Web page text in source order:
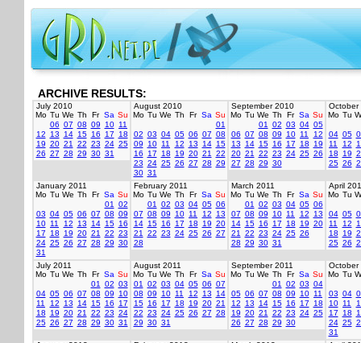
ARCHIVE RESULTS:
July 2010
Mo Tu We Th Fr Sa Su
06 07 08 09 10 11
12
13 14 15 16 17
18
19 20 21 22 23 24 25
26 27 28 29 30 31
August 2010
Mo Tu We Th Fr Sa Su
01
02 03 04 05 06 07 08
09
10 11 12 13 14 15
16
17 18 19 20 21
22
23 24 25 26 27 28 29
30 31
September 2010
Mo Tu We Th Fr Sa Su
01
02 03 04 05
06 07 08 09 10 11
12
13
14 15 16 17 18
19
20 21 22 23 24 25 26
27 28 29 30
October
Mo Tu
04 05
11
12
18
19
25 26
January 2011
Mo Tu We Th Fr Sa Su
01
02
03 04 05 06 07 08 09
10 11 12 13 14 15 16
17
18 19 20 21 22 23
24 25 26 27 28 29 30
31
February 2011
Mo Tu We Th Fr Sa Su
01
02 03 04 05 06
07 08 09 10 11 12
13
14 15 16 17 18 19 20
21
22 23 24 25 26 27
28
March 2011
Mo Tu We Th Fr Sa Su
01
02 03 04 05 06
07 08 09 10 11 12
13
14 15 16 17 18 19 20
21
22 23 24 25 26
28 29 30 31
April
Mo Tu
04 05
11
12
18
19
25 26
July 2011
Mo Tu We Th Fr Sa Su
01
02 03
04 05 06 07 08 09
10
11
12 13 14 15 16
17
18
19 20 21 22 23 24
25 26 27 28 29 30 31
August 2011
Mo Tu We Th Fr Sa Su
01
02 03 04 05 06 07
08 09 10 11 12 13
14
15 16 17 18 19 20 21
22 23 24 25 26 27 28
29 30 31
September 2011
Mo Tu We Th Fr Sa Su
01
02 03 04
05 06 07 08 09 10 11
12
13 14 15 16 17
18
19 20 21 22 23 24 25
26 27 28 29 30
October
Mo Tu
03 04
10 11
17
18
24 25
31